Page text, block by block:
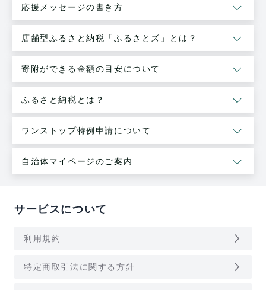
応援メッセージの書き方
店舗型ふるさと納税「ふるさとズ」とは？
寄附ができる金額の目安について
ふるさと納税とは？
ワンストップ特例申請について
自治体マイページのご案内
サービスについて
利用規約 arrow_forward_ios
特定商取引法に関する方針 arrow_forward_ios